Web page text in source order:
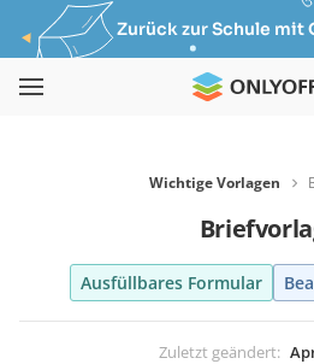
Zurück zur Schule mit
Wichtige Vorlagen
Ausfüllbares Formular
Zuletzt geändert: